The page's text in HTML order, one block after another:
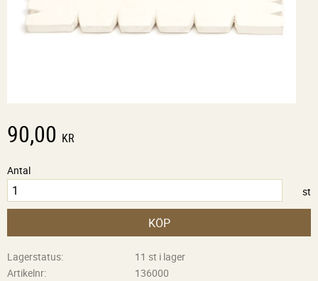
90,00 KR
Antal
st
KÖP
Lagerstatus
11 st i lager
Artikelnr
136000